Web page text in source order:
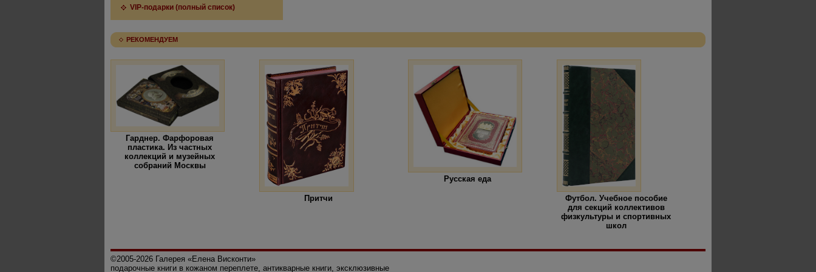
VIP-подарки (полный список)
РЕКОМЕНДУЕМ
Гарднер. Фарфоровая
пластика. Из частных
коллекций и музейных
собраний Москвы
Притчи
Русская еда
Футбол. Учебное пособие
для секций коллективов
физкультуры и спортивных
школ
©2005-2026 Галерея «Елена Висконти»
подарочные книги в кожаном переплете, антикварные книги, эксклюзивные